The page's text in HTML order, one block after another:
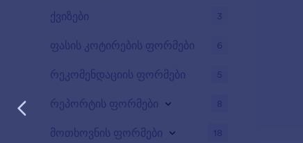
ქვიზები 3
ფასის კოტირების ფორმები 6
რეკომენდაციის ფორმები 5
რეპორტის ფორმები 8
მოთხოვნის ფორმები 18